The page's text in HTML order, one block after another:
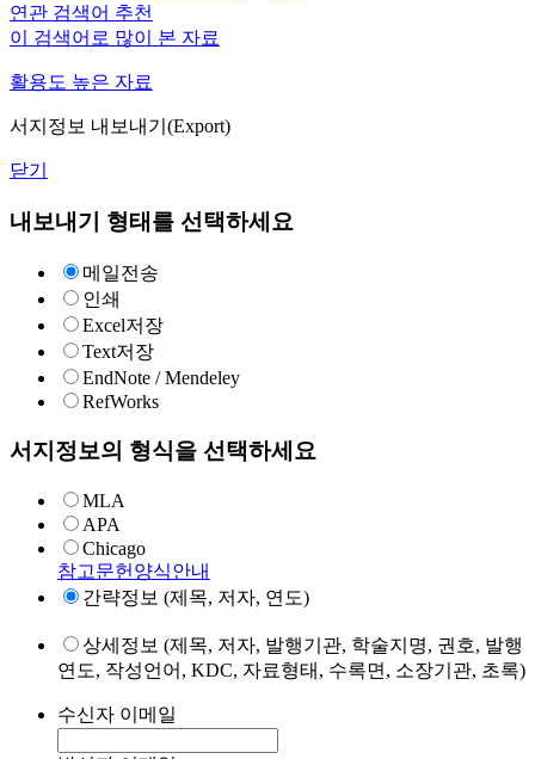
연관 검색어 추천
이 검색어로 많이 본 자료
활용도 높은 자료
서지정보 내보내기(Export)
닫기
내보내기 형태를 선택하세요
메일전송
인쇄
Excel저장
Text저장
EndNote / Mendeley
RefWorks
서지정보의 형식을 선택하세요
MLA
APA
Chicago
참고문헌양식안내
간략정보 (제목, 저자, 연도)
상세정보 (제목, 저자, 발행기관, 학술지명, 권호, 발행
연도, 작성언어, KDC, 자료형태, 수록면, 소장기관, 초록)
수신자 이메일